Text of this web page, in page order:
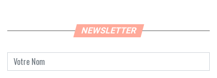
NEWSLETTER